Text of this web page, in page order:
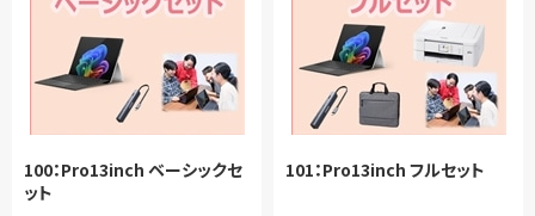
100：Pro13inch ベーシックセ
ット
101：Pro13inch フルセット